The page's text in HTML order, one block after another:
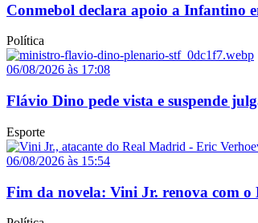
Conmebol declara apoio a Infantino
Política
06/08/2026 às 17:08
Flávio Dino pede vista e suspende
Esporte
06/08/2026 às 15:54
Fim da novela: Vini Jr. renova com o